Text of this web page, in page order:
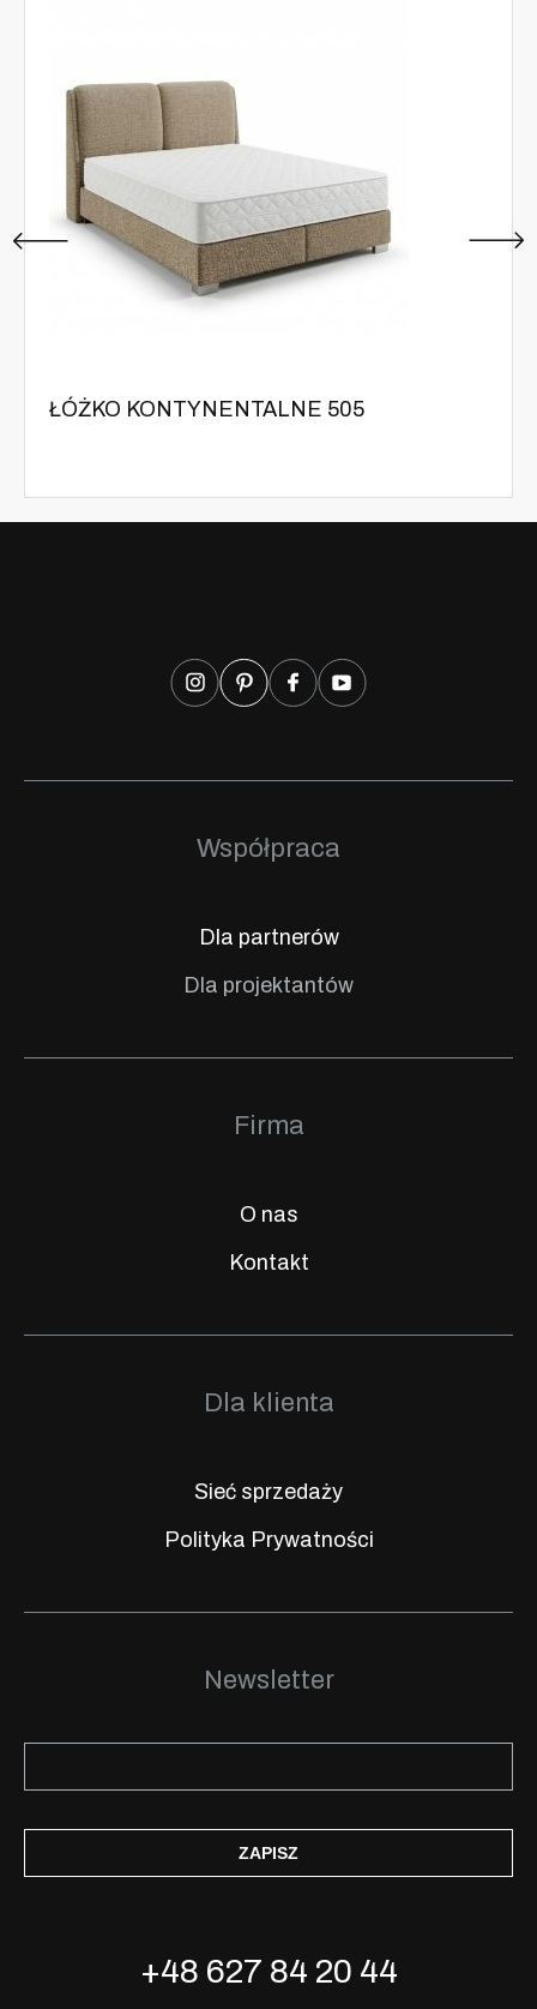
ŁÓŻKO KONTYNENTALNE 505
Współpraca
Dla partnerów
Dla projektantów
Firma
O nas
Kontakt
Dla klienta
Sieć sprzedaży
Polityka Prywatności
Newsletter
ZAPISZ
+48 627 84 20 44